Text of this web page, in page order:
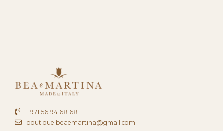
+971 56 94 68 681
boutique.beaemartina@gmail.com